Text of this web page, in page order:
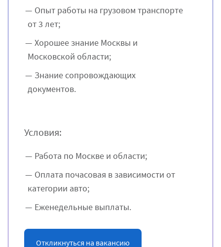
Опыт работы на грузовом транспорте
от 3 лет;
Хорошее знание Москвы и
Московской области;
Знание сопровождающих
документов.
Условия:
Работа по Москве и области;
Оплата почасовая в зависимости от
категории авто;
Еженедельные выплаты.
Откликнуться на вакансию